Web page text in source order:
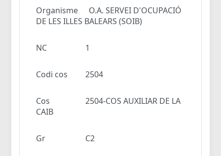
Organisme
O.A. SERVEI D'OCUPACIÓ
DE LES ILLES BALEARS (SOIB)
NC 1
Codi cos 2504
Cos
2504-COS AUXILIAR DE LA
CAIB
Gr C2